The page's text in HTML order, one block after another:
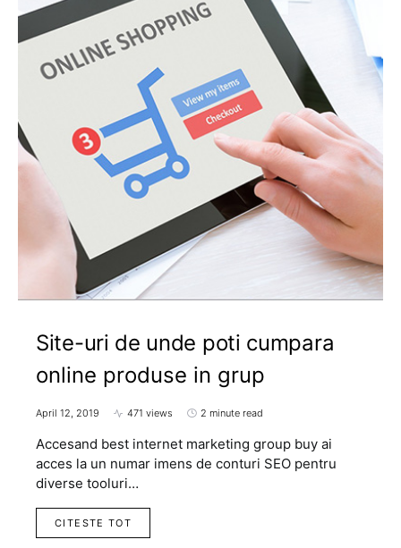
Site-uri de unde poti cumpara
online produse in grup
April 12, 2019 471 views 2 minute read
Accesand best internet marketing group buy ai
acces la un numar imens de conturi SEO pentru
diverse tooluri…
CITESTE TOT